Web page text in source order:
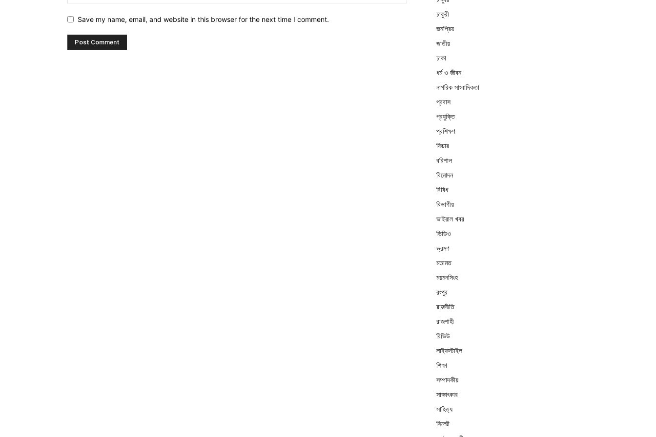
Save my name, email, and website in this browser for the next time I comment.
চাকুরী
জনপ্রিয়
জাতীয়
ঢাকা
ধর্ম ও জীবন
নাগরিক সাংবাদিকতা
প্রবাস
প্রযুক্তি
প্রশিক্ষণ
ফিচার
বরিশাল
বিনোদন
বিবিধ
বিভাগীয়
ভাইরাল খবর
ভিডিও
ভ্রমণ
মতামত
ময়মনসিংহ
রংপুর
রাজনীতি
রাজশাহী
রিভিউ
লাইফস্টাইল
শিক্ষা
সম্পাদকীয়
সাক্ষাৎকার
সাহিত্য
সিলেট